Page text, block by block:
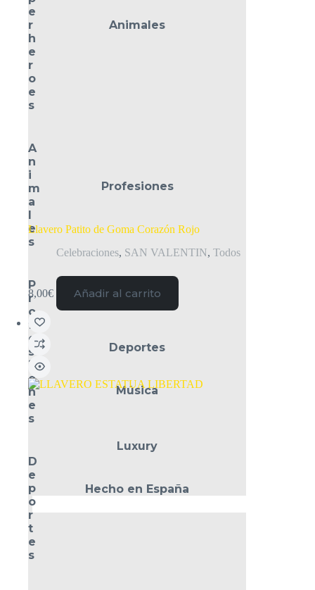
Animales
Profesiones
Deportes
Música
Luxury
Hecho en España
e
r
h
e
r
o
e
s
A
n
i
m
a
l
e
s
P
r
o
f
e
s
i
o
n
e
s
D
e
p
o
r
t
e
s
Llavero Patito de Goma Corazón Rojo
Celebraciones, SAN VALENTIN, Todos
8,00€ Añadir al carrito